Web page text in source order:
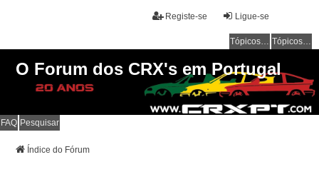
Ligue-se
Registe-se
Tópicos sem resposta Tópicos ativos
O Forum dos CRX's em Portugal
FAQ Pesquisar
Índice do Fórum